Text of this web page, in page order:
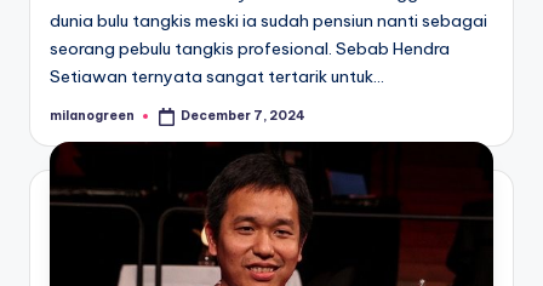
dunia bulu tangkis meski ia sudah pensiun nanti sebagai
seorang pebulu tangkis profesional. Sebab Hendra
Setiawan ternyata sangat tertarik untuk…
Posted
milanogreen December 7, 2024